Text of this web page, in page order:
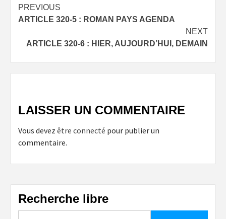
Post
navigation
PREVIOUS
ARTICLE 320-5 : ROMAN PAYS AGENDA
NEXT
ARTICLE 320-6 : HIER, AUJOURD’HUI, DEMAIN
LAISSER UN COMMENTAIRE
Vous devez être connecté pour publier un
commentaire.
Recherche libre